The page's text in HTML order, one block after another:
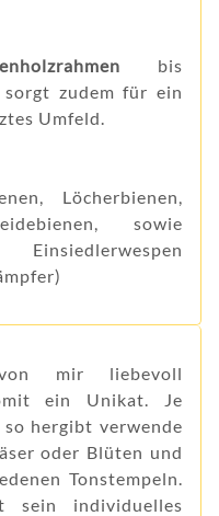
bis
zudem für ein
Umfeld.
Löcherbienen,
sowie
mir liebevoll
ein Unikat. Je
so hergibt verwende
oder Blüten und
Tonstempeln.
sein individuelles